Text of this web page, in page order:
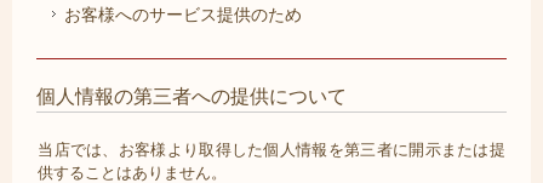
お客様へのサービス提供のため
個人情報の第三者への提供について
当店では、お客様より取得した個人情報を第三者に開示または提
供することはありません。